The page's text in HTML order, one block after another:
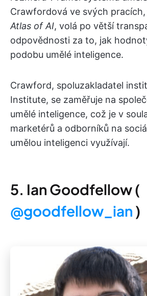
Crawfordová ve svých
Atlas of AI, volá po větší
odpovědnosti za to, jak
podobu umělé inteligence.
Crawford, spoluzakladatel
Institute, se zaměřuje na
umělé inteligence, což je v
marketérů a odborníků na
umělou inteligenci využívají.
5. Ian Goodfellow (
@goodfellow_ian )